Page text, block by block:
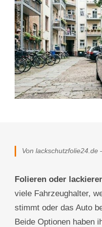
Von
Folieren oder
viele Fahrzeughalter,
stimmt oder das Auto
Beide Optionen haben